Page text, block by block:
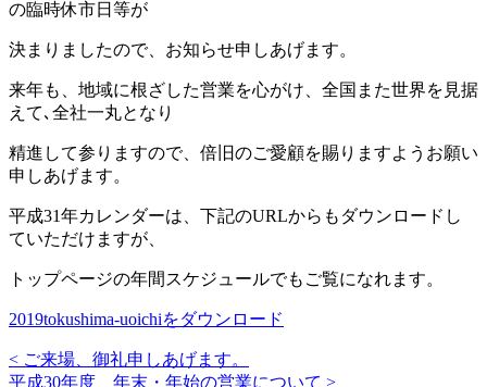
の臨時休市日等が
決まりましたので、お知らせ申しあげます。
来年も、地域に根ざした営業を心がけ、全国また世界を見据
えて､全社一丸となり
精進して参りますので、倍旧のご愛顧を賜りますようお願い
申しあげます。
平成31年カレンダーは、下記のURLからもダウンロードし
ていただけますが、
トップページの年間スケジュールでもご覧になれます。
2019tokushima-uoichiをダウンロード
< ご来場、御礼申しあげます。
平成30年度 年末・年始の営業について >